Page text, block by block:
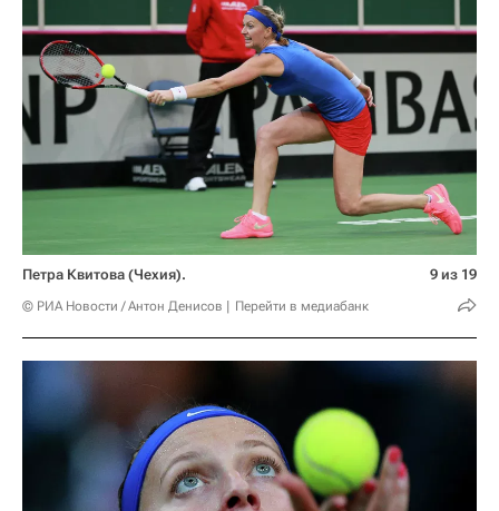
Петра Квитова (Чехия).
© РИА Новости / Антон Денисов Перейти в медиабанк
9 из 19